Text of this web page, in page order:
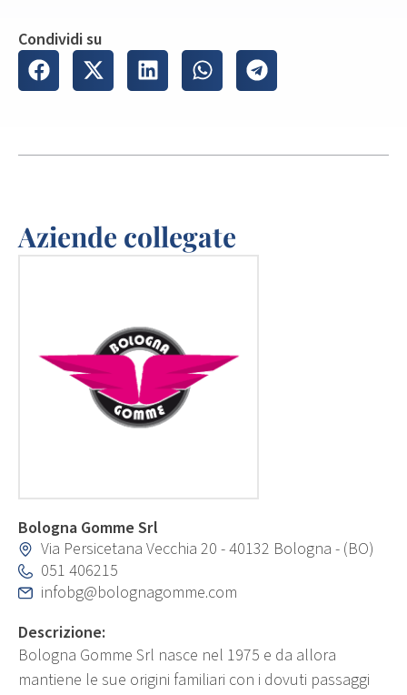
Condividi su
Aziende collegate
Bologna Gomme Srl
Via Persicetana Vecchia 20 - 40132 Bologna - (BO)
051 406215
infobg@bolognagomme.com
Descrizione:
Bologna Gomme Srl nasce nel 1975 e da allora
mantiene le sue origini familiari con i dovuti passaggi